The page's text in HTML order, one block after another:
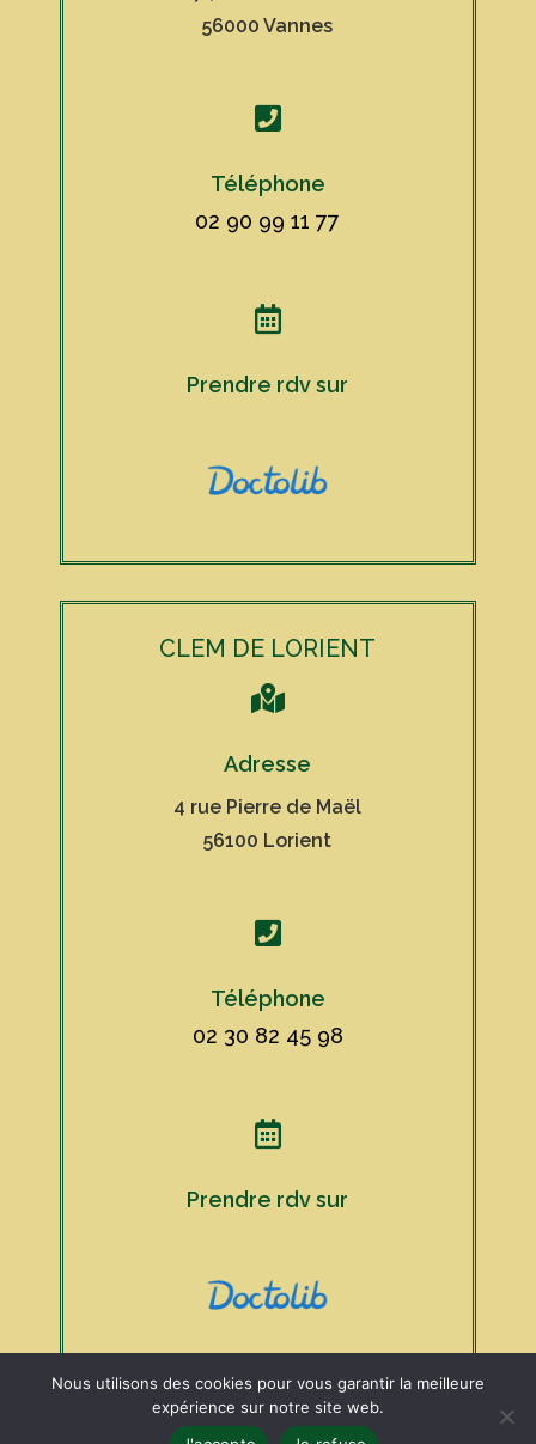
56000 Vannes

Téléphone
02 90 99 11 77

Prendre rdv sur
CLEM DE LORIENT

Adresse
4 rue Pierre de Maël
56100 Lorient

Téléphone
02 30 82 45 98

Prendre rdv sur
Nous utilisons des cookies pour vous garantir la meilleure
expérience sur notre site web.